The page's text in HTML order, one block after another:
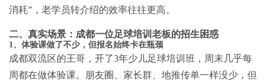
消耗”，老学员转介绍的效率往往更高。
二、真实场景：成都一位足球培训老板的招生困惑
1、体验课做了不少，但报名始终卡在瓶颈
成都双流区的王哥，开了3年少儿足球培训班，周末几乎每
周都在做体验课。朋友圈、家长群、地推传单一样没少，但